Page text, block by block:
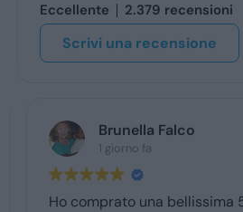
Eccellente
2.379 recensioni
Scrivi una recensione
Brunella Falco
1 giorno fa
Ho comprato una bellissima